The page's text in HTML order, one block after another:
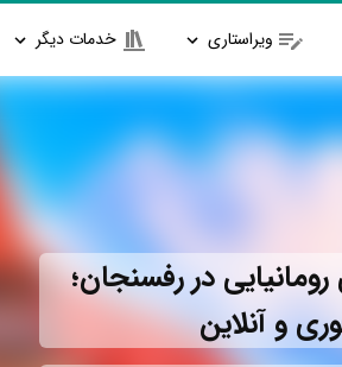
ویراستاری خدمات دیگر
در رفسنجان؛
و آنلاین